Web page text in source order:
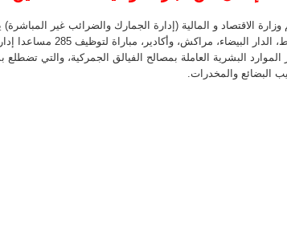
الموارد البشرية العاملة بمصالح الفيالق الجمركية، والتي
البضائع والمخدرات.